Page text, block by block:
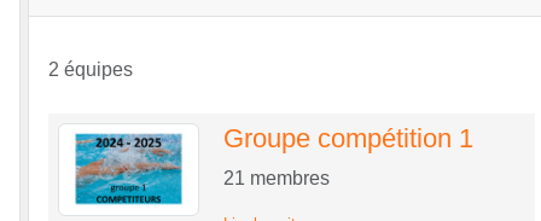
2 équipes
Groupe compétition 1
21 membres